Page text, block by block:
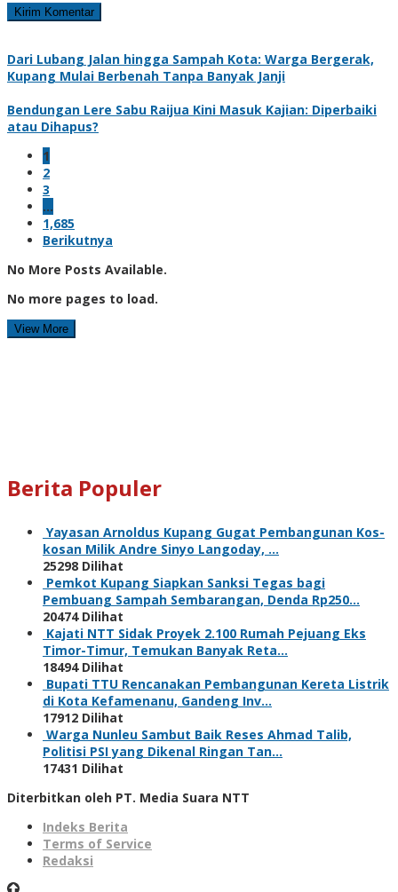
Dari Lubang Jalan hingga Sampah Kota: Warga Bergerak,
Kupang Mulai Berbenah Tanpa Banyak Janji
Bendungan Lere Sabu Raijua Kini Masuk Kajian: Diperbaiki
atau Dihapus?
1
2
3
…
1,685
Berikutnya
No More Posts Available.
No more pages to load.
View More
Berita Populer
Yayasan Arnoldus Kupang Gugat Pembangunan Kos-
kosan Milik Andre Sinyo Langoday, …
25298 Dilihat
Pemkot Kupang Siapkan Sanksi Tegas bagi
Pembuang Sampah Sembarangan, Denda Rp250…
20474 Dilihat
Kajati NTT Sidak Proyek 2.100 Rumah Pejuang Eks
Timor-Timur, Temukan Banyak Reta…
18494 Dilihat
Bupati TTU Rencanakan Pembangunan Kereta Listrik
di Kota Kefamenanu, Gandeng Inv…
17912 Dilihat
Warga Nunleu Sambut Baik Reses Ahmad Talib,
Politisi PSI yang Dikenal Ringan Tan…
17431 Dilihat
Diterbitkan oleh PT. Media Suara NTT
Indeks Berita
Terms of Service
Redaksi